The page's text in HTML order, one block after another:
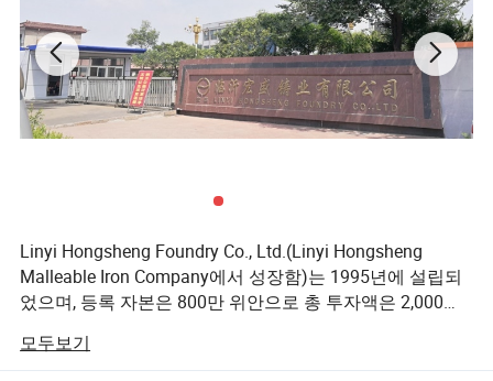
Linyi Hongsheng Foundry Co., Ltd.(Linyi Hongsheng
Malleable Iron Company에서 성장함)는 1995년에 설립되
었으며, 등록 자본은 800만 위안으로 총 투자액은 2,000만
센터인 Linyi에 위치해 있습니다. Linyi Hongsheng Foundry
모두보기